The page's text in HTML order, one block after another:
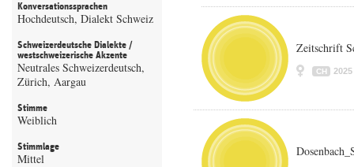
Konversationssprachen
Hochdeutsch, Dialekt Schweiz
Schweizerdeutsche Dialekte /
westschweizerische Akzente
Neutrales Schweizerdeutsch,
Zürich, Aargau
Stimme
Weiblich
Stimmlage
Mittel
Zeitschrift
CH 2025